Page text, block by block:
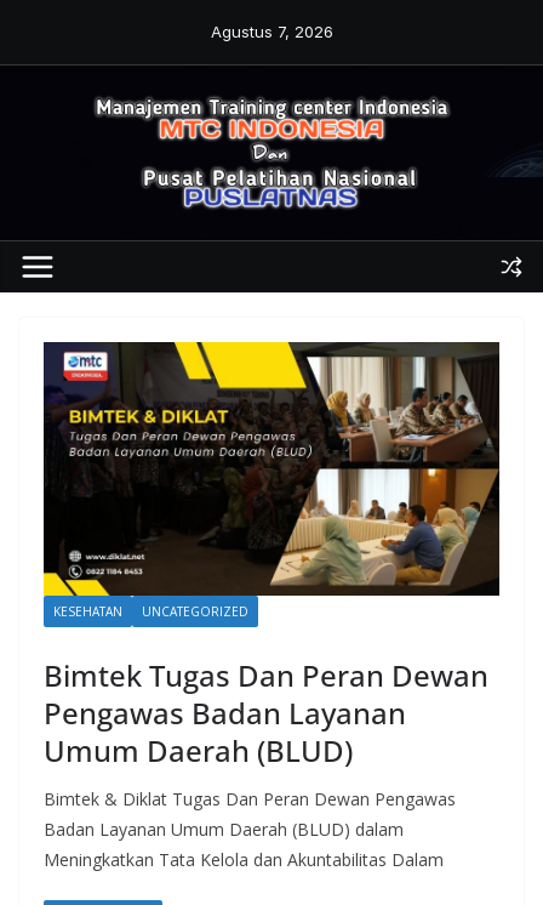
Agustus 7, 2026
KESEHATAN UNCATEGORIZED
Bimtek Tugas Dan Peran Dewan
Pengawas Badan Layanan
Umum Daerah (BLUD)
Bimtek & Diklat Tugas Dan Peran Dewan Pengawas
Badan Layanan Umum Daerah (BLUD) dalam
Meningkatkan Tata Kelola dan Akuntabilitas Dalam